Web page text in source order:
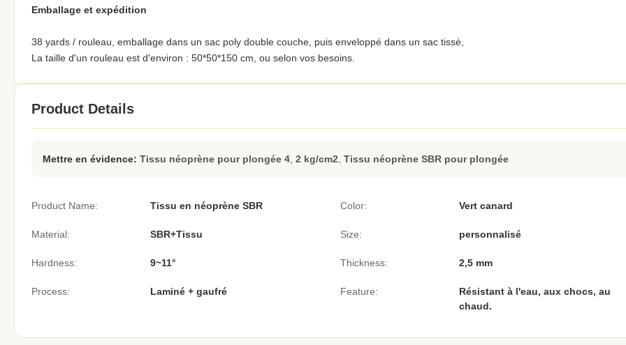
Emballage et expédition
38 yards / rouleau, emballage dans un sac poly double couche, puis enveloppé dans un sac tissé,
La taille d'un rouleau est d'environ : 50*50*150 cm, ou selon vos besoins.
Product Details
Mettre en évidence: Tissu néoprène pour plongée 4 2 kg/cm2 Tissu néoprène SBR pour plongée
Product Name: Tissu en néoprène SBR Color: Vert canard
Material: SBR+Tissu Size: personnalisé
Hardness: 9~11° Thickness: 2,5 mm
Process: Laminé + gaufré Feature:
Résistant à l'eau, aux chocs, au
chaud.